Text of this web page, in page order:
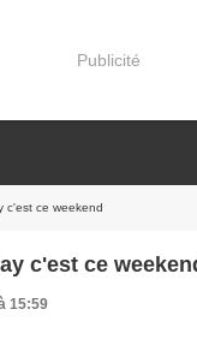
Publicité
c'est ce weekend
c'est ce
15:59